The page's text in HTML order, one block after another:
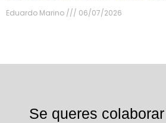
Eduardo Marino
06/07/2026
Se queres